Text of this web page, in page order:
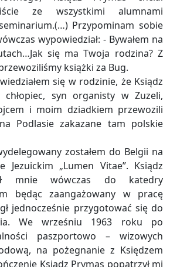
ze wszystkimi alumnami
Przypominam sobie
wypowiedział: - Bywałem na
się ma Twoja rodzina? Z
książki za Bug.
się w rodzinie, że Ksiądz
chłopiec, syn organisty w Zuzeli,
i moim dziadkiem przewozili
Podlasie zakazane tam polskie
zostałem do Belgii na
„Lumen Vitae”. Ksiądz
mnie wówczas do katedry
będąc zaangażowany w pracę
jednocześnie przygotować się do
We wrześniu 1963 roku po
paszportowo – wizowych
na pożegnanie z Księdzem
Ksiądz Prymas popatrzył mi